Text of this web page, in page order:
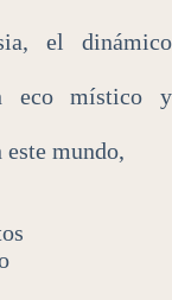
el dinámico
eco místico y
mundo,